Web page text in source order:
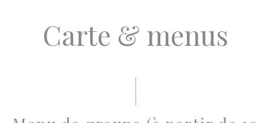
Carte & menus